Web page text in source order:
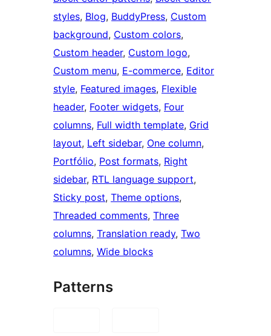
styles, Blog, BuddyPress, Custom
background, Custom colors
Custom header, Custom logo
Custom menu, E-commerce, Editor
style, Featured images, Flexible
header, Footer widgets, Four
columns, Full width template, Grid
layout, Left sidebar, One column
Portfólio, Post formats, Right
sidebar, RTL language support
Sticky post, Theme options
Threaded comments, Three
columns, Translation ready, Two
columns, Wide blocks
Patterns